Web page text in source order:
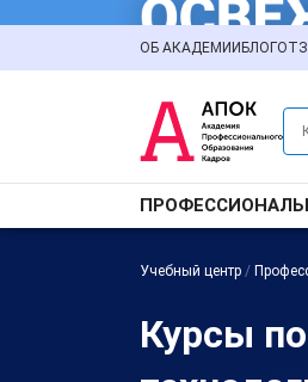
ОБ АКАДЕМИИ БЛОГ
Учебный центр /
Курсы